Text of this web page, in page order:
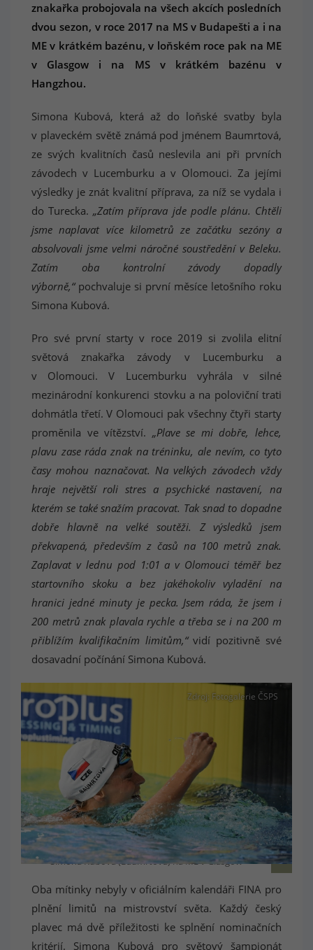
znakařka probojovala na všech akcích posledních
dvou sezon, v roce 2017 na MS v Budapešti a i na
ME v krátkém bazénu, v loňském roce pak na ME
v Glasgow i na MS v krátkém bazénu v
Hangzhou.
Simona Kubová, která až do loňské svatby byla
v plaveckém světě známá pod jménem Baumrtová,
ze svých kvalitních časů neslevila ani při prvních
závodech v Lucemburku a v Olomouci. Za jejími
výsledky je znát kvalitní příprava, za níž se vydala i
do Turecka.„Zatím příprava jde podle plánu. Chtĕli
jsme naplavat více kilometrů ze začátku sezóny a
absolvovali jsme velmi náročné soustředění v Beleku.
Zatím oba kontrolní závody dopadly
výborně,“pochvaluje si první měsíce letošního roku
Simona Kubová.
Pro své první starty v roce 2019 si zvolila elitní
světová znakařka závody v Lucemburku a
v Olomouci. V Lucemburku vyhrála v silné
mezinárodní konkurenci stovku a na poloviční trati
dohmátla třetí. V Olomouci pak všechny čtyři starty
proměnila ve vítězství. „Plave se mi dobře, lehce,
plavu zase ráda znak na tréninku, ale nevím, co tyto
časy mohou naznačovat. Na velkých závodech vždy
hraje největší roli stres a psychické nastavení, na
kterém se také snažím pracovat. Tak snad to dopadne
dobře hlavně na velké soutěži. Z výsledků jsem
překvapená, především z časů na 100 metrů znak.
Zaplavat v lednu pod 1:01 a v Olomouci téměř bez
startovního skoku a bez jakéhokoliv vyladění na
hranici jedné minuty je pecka. Jsem ráda, že jsem i
200 metrů znak plavala rychle a třeba se i na 200 m
přiblížím kvalifikačním limitům,“vidí pozitivně své
dosavadní počínání Simona Kubová.
Simona Kubová (Baumrtová) na ME v Glasgow
Zdroj: Fotogalerie ČSPS
Oba mítinky nebyly v oficiálním kalendáři FINA pro
plnění limitů na mistrovství světa. Každý český
plavec má dvě příležitosti ke splnění nominačních
kritérií. Simona Kubová pro světový šampionát